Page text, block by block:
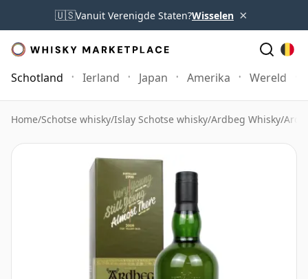
🇺🇸Vanuit Verenigde Staten?Wisselen ×
Schotland Ierland Japan Amerika Wereld
Home/Schotse whisky/Islay Schotse whisky/Ardbeg Whisky/